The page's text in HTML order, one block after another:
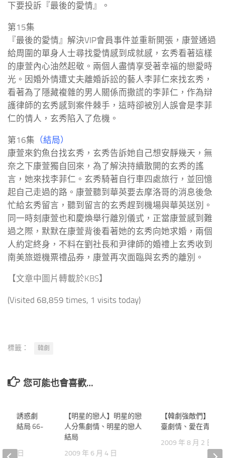
下要投訴『最後的愛情』。
第15集
『最後的愛情』解決VIP會員事件並重新開張，康萱通過
給周圍的單身人士尋找愛情感到成就感，玄秀看著這樣
的康萱內心油然起敬。兩個人盡情享受著幸福的戀愛時
光。因婚外情遭丈夫離婚訴訟的藝人李菲仁來找玄秀，
看著為了隱藏複雜的男人關係而撒謊的李菲仁，作為辯
護律師的玄秀感到案件棘手，這時卻被別人誤會是李菲
仁的情人，玄秀陷入了危機。
第16集 （結局）
康萱來釣魚台找玄秀，玄秀告訴她自己想安靜幾天，無
奈之下康萱獨自回來，為了解決持續散開的玄秀的謠
言，她來找李菲仁。玄秀騎著自行車四處旅行，並回憶
起自己走過的路。康萱聽到華英要去摩洛哥的消息後急
忙給玄秀留言，聽到留言的玄秀趕到機場與華英送別。
同一時刻康萱也和慶煥舉行離別儀式，正當康萱感到難
過之際，默默在康萱背後看著她的玄秀向她求婚，兩個
人約定終身，不料在劉社長和尹律師的婚禮上玄秀收到
南美旅遊機票禮品券，康萱再次面臨與玄秀的離別。
【文章中圖片轉載於KBS】
(Visited 68,859 times, 1 visits today)
標籤： 韓劇
您可能也會喜歡…
【明星的戀人】明星的戀
人分集劇情、明星的戀人
結局
2009 年 6 月 4 日
【韓劇強敵們】愛
臺劇情、愛在青瓦
2009 年 8 月 2 日
的誘惑劇
誘惑結局 66-
19 日